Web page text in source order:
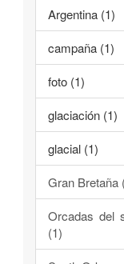
Argentina (1)
campaña (1)
foto (1)
glaciación (1)
glacial (1)
Gran Bretaña
Orcadas del
(1)